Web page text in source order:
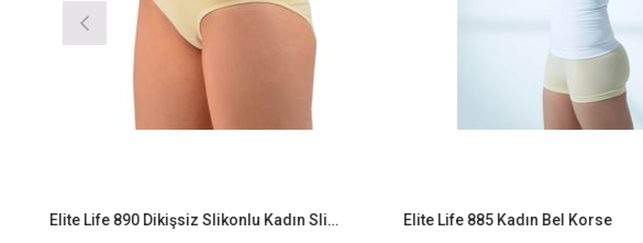
Elite Life 890 Dikişsiz Slikonlu Kadın Slip Korse
Elite Life 885 Kadın Bel Korse